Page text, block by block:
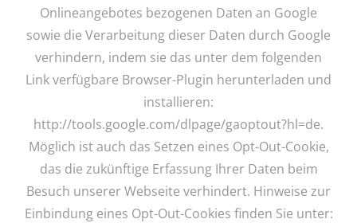
Onlineangebotes bezogenen Daten an Google
sowie die Verarbeitung dieser Daten durch Google
verhindern, indem sie das unter dem folgenden
Link verfügbare Browser-Plugin herunterladen und
installieren:
http://tools.google.com/dlpage/gaoptout?hl=de.
Möglich ist auch das Setzen eines Opt-Out-Cookie,
das die zukünftige Erfassung Ihrer Daten beim
Besuch unserer Webseite verhindert. Hinweise zur
Einbindung eines Opt-Out-Cookies finden Sie unter: